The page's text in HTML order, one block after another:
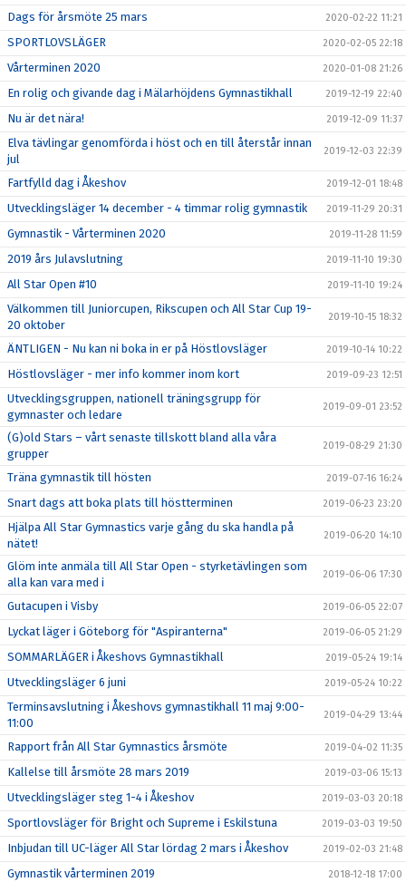
Dags för årsmöte 25 mars 2020-02-22 11:21
SPORTLOVSLÄGER 2020-02-05 22:18
Vårterminen 2020 2020-01-08 21:26
En rolig och givande dag i Mälarhöjdens Gymnastikhall 2019-12-19 22:40
Nu är det nära! 2019-12-09 11:37
Elva tävlingar genomförda i höst och en till återstår innan
jul
2019-12-03 22:39
Fartfylld dag i Åkeshov 2019-12-01 18:48
Utvecklingsläger 14 december - 4 timmar rolig gymnastik 2019-11-29 20:31
Gymnastik - Vårterminen 2020 2019-11-28 11:59
2019 års Julavslutning 2019-11-10 19:30
All Star Open #10 2019-11-10 19:24
Välkommen till Juniorcupen, Rikscupen och All Star Cup 19-
20 oktober
2019-10-15 18:32
ÄNTLIGEN - Nu kan ni boka in er på Höstlovsläger 2019-10-14 10:22
Höstlovsläger - mer info kommer inom kort 2019-09-23 12:51
Utvecklingsgruppen, nationell träningsgrupp för
gymnaster och ledare
2019-09-01 23:52
(G)old Stars – vårt senaste tillskott bland alla våra
grupper
2019-08-29 21:30
Träna gymnastik till hösten 2019-07-16 16:24
Snart dags att boka plats till höstterminen 2019-06-23 23:20
Hjälpa All Star Gymnastics varje gång du ska handla på
nätet!
2019-06-20 14:10
Glöm inte anmäla till All Star Open - styrketävlingen som
alla kan vara med i
2019-06-06 17:30
Gutacupen i Visby 2019-06-05 22:07
Lyckat läger i Göteborg för "Aspiranterna" 2019-06-05 21:29
SOMMARLÄGER i Åkeshovs Gymnastikhall 2019-05-24 19:14
Utvecklingsläger 6 juni 2019-05-24 10:22
Terminsavslutning i Åkeshovs gymnastikhall 11 maj 9:00-
11:00
2019-04-29 13:44
Rapport från All Star Gymnastics årsmöte 2019-04-02 11:35
Kallelse till årsmöte 28 mars 2019 2019-03-06 15:13
Utvecklingsläger steg 1-4 i Åkeshov 2019-03-03 20:18
Sportlovsläger för Bright och Supreme i Eskilstuna 2019-03-03 19:50
Inbjudan till UC-läger All Star lördag 2 mars i Åkeshov 2019-02-03 21:48
Gymnastik vårterminen 2019 2018-12-18 17:00